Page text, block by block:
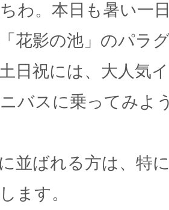
わ。本日も暑い一
花影の池」のパラ
日祝には、大人気
バスに乗ってみよ
並ばれる方は、特
ます。